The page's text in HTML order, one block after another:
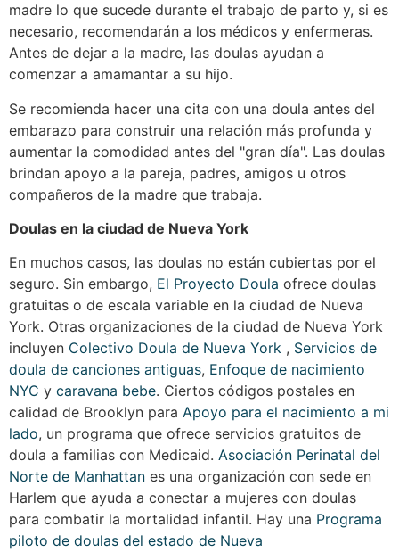
madre lo que sucede durante el trabajo de parto y, si es
necesario, recomendarán a los médicos y enfermeras.
Antes de dejar a la madre, las doulas ayudan a
comenzar a amamantar a su hijo.
Se recomienda hacer una cita con una doula antes del
embarazo para construir una relación más profunda y
aumentar la comodidad antes del "gran día". Las doulas
brindan apoyo a la pareja, padres, amigos u otros
compañeros de la madre que trabaja.
Doulas en la ciudad de Nueva York
En muchos casos, las doulas no están cubiertas por el
seguro. Sin embargo, El Proyecto Doula ofrece doulas
gratuitas o de escala variable en la ciudad de Nueva
York. Otras organizaciones de la ciudad de Nueva York
incluyen Colectivo Doula de Nueva York , Servicios de
doula de canciones antiguas, Enfoque de nacimiento
NYC y caravana bebe. Ciertos códigos postales en
calidad de Brooklyn para Apoyo para el nacimiento a mi
lado, un programa que ofrece servicios gratuitos de
doula a familias con Medicaid. Asociación Perinatal del
Norte de Manhattan es una organización con sede en
Harlem que ayuda a conectar a mujeres con doulas
para combatir la mortalidad infantil. Hay una Programa
piloto de doulas del estado de Nueva